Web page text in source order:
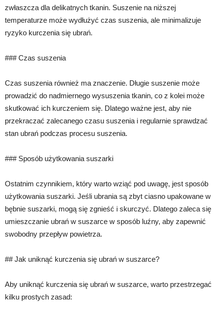
zwłaszcza dla delikatnych tkanin. Suszenie na niższej
temperaturze może wydłużyć czas suszenia, ale minimalizuje
ryzyko kurczenia się ubrań.
### Czas suszenia
Czas suszenia również ma znaczenie. Długie suszenie może
prowadzić do nadmiernego wysuszenia tkanin, co z kolei może
skutkować ich kurczeniem się. Dlatego ważne jest, aby nie
przekraczać zalecanego czasu suszenia i regularnie sprawdzać
stan ubrań podczas procesu suszenia.
### Sposób użytkowania suszarki
Ostatnim czynnikiem, który warto wziąć pod uwagę, jest sposób
użytkowania suszarki. Jeśli ubrania są zbyt ciasno upakowane w
bębnie suszarki, mogą się zgnieść i skurczyć. Dlatego zaleca się
umieszczanie ubrań w suszarce w sposób luźny, aby zapewnić
swobodny przepływ powietrza.
## Jak uniknąć kurczenia się ubrań w suszarce?
Aby uniknąć kurczenia się ubrań w suszarce, warto przestrzegać
kilku prostych zasad: